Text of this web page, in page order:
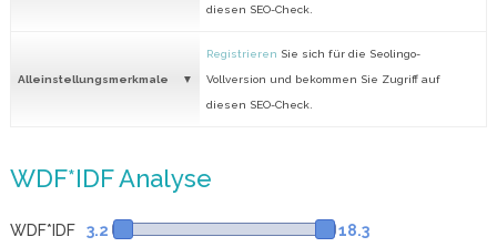
diesen SEO-Check.
Alleinstellungsmerkmale
Registrieren Sie sich für die Seolingo-
Vollversion und bekommen Sie Zugriff auf
diesen SEO-Check.
WDF*IDF Analyse
WDF*IDF 3.2 18.3